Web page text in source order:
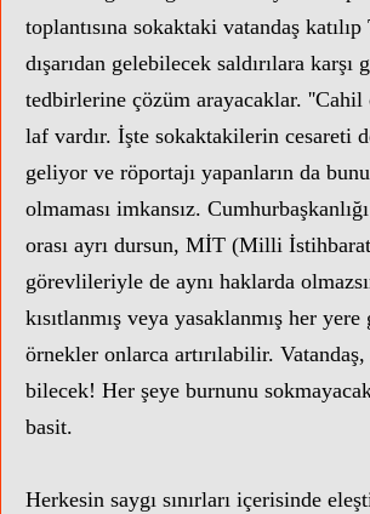
toplantısına sokaktaki vatandaş
dışarıdan gelebilecek saldırılara karşı
tedbirlerine çözüm arayacaklar.
laf vardır. İşte sokaktakilerin cesareti
geliyor ve röportajı yapanların da
olmaması imkansız.
orası ayrı dursun, MİT (Milli
görevlileriyle de aynı haklarda
kısıtlanmış veya yasaklanmış her
örnekler onlarca artırılabilir. Vatandaş,
bilecek! Her şeye burnunu
basit.
Herkesin saygı sınırları içerisinde